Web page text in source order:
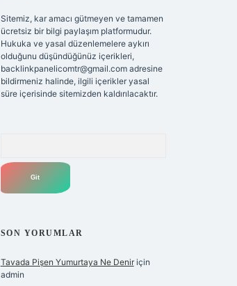
Sitemiz, kar amacı gütmeyen ve tamamen
ücretsiz bir bilgi paylaşım platformudur.
Hukuka ve yasal düzenlemelere aykırı
olduğunu düşündüğünüz içerikleri,
backlinkpanelicomtr@gmail.comadresine
bildirmeniz halinde, ilgili içerikler yasal
süre içerisinde sitemizden kaldırılacaktır.
SON YORUMLAR
Tavada Pişen Yumurtaya Ne Deniriçin
admin